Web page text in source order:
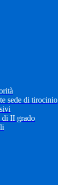
sede di tirocinio
di II grado